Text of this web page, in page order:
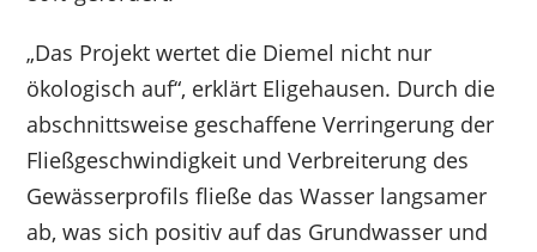
„Das Projekt wertet die Diemel nicht nur
ökologisch auf“, erklärt Eligehausen. Durch die
abschnittsweise geschaffene Verringerung der
Fließgeschwindigkeit und Verbreiterung des
Gewässerprofils fließe das Wasser langsamer
ab, was sich positiv auf das Grundwasser und